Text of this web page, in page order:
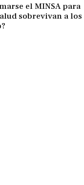
el MINSA para
sobrevivan a los